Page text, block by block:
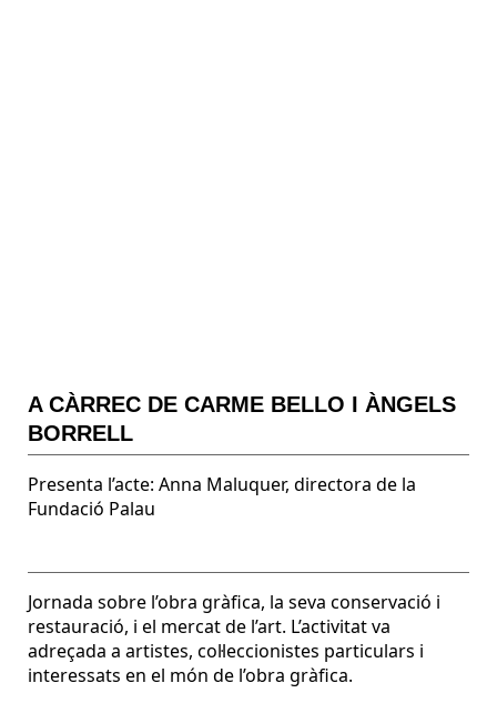
A CÀRREC DE CARME BELLO I ÀNGELS
BORRELL
Presenta l’acte: Anna Maluquer, directora de la
Fundació Palau
Jornada sobre l’obra gràfica, la seva conservació i
restauració, i el mercat de l’art. L’activitat va
adreçada a artistes, col·leccionistes particulars i
interessats en el món de l’obra gràfica.